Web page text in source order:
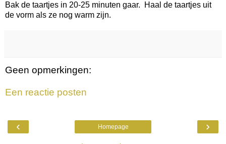
Bak de taartjes in 20-25 minuten gaar. Haal de taartjes uit
de vorm als ze nog warm zijn.
Geen opmerkingen:
Een reactie posten
‹ ›
Homepage